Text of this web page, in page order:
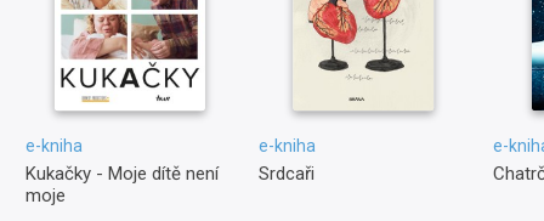
e-kniha
Kukačky - Moje dítě není
moje
e-kniha
Srdcaři
e-